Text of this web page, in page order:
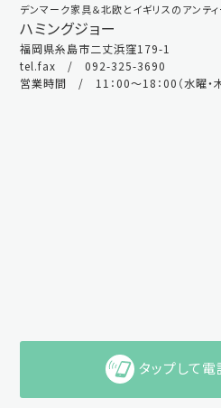
デンマーク家具＆北欧とイギリスのアンテ
ハミングジョー
福岡県糸島市二丈浜窪179-1
tel.fax / 092-325-3690
営業時間 / 11：00～18：00（水曜・
タップして